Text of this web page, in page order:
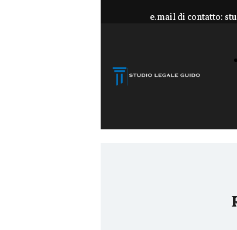
e.mail di contatto: